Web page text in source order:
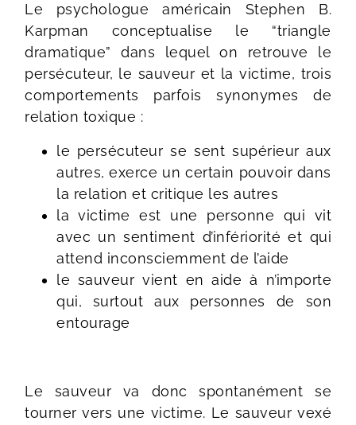
Le psychologue américain Stephen B.
Karpman conceptualise le “triangle
dramatique” dans lequel on retrouve le
persécuteur, le sauveur et la victime, trois
comportements parfois synonymes de
relation toxique :
le persécuteur se sent supérieur aux
autres, exerce un certain pouvoir dans
la relation et critique les autres
la victime est une personne qui vit
avec un sentiment d’infériorité et qui
attend inconsciemment de l’aide
le sauveur vient en aide à n’importe
qui, surtout aux personnes de son
entourage
Le sauveur va donc spontanément se
tourner vers une victime. Le sauveur vexé